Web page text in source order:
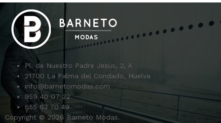
Pl. de Nuestro Padre Jesús, 2, A
21700 La Palma del Condado, Huelva
info@barnetomodas.com
959 40 07 22
655 63 70 49
Copyright © 2026 Barneto Modas.